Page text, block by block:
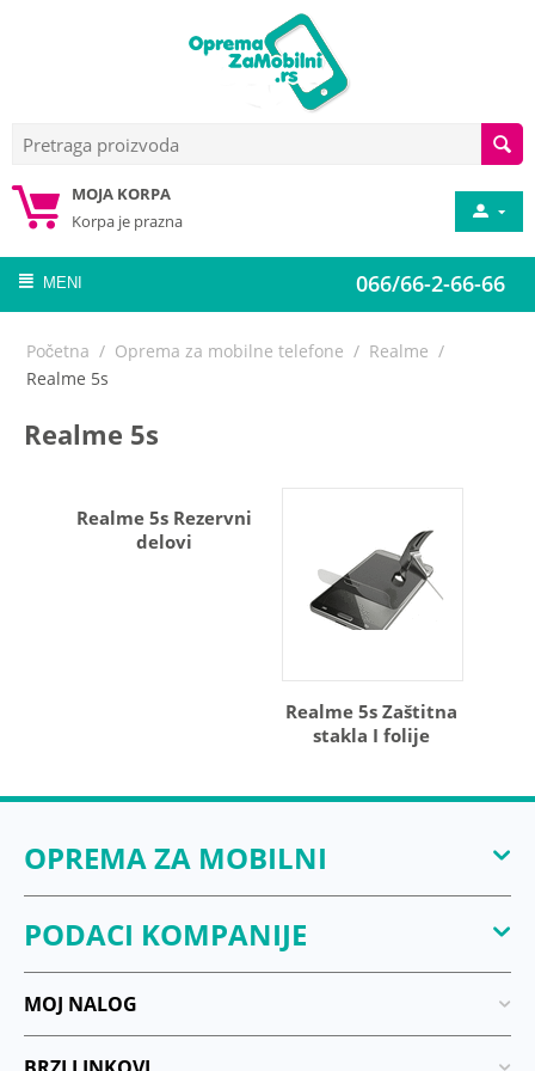
MOJA KORPA
Korpa je prazna
066/66-2-66-66
MENI
Početna / Oprema za mobilne telefone / Realme /
Realme 5s
Realme 5s
Realme 5s Rezervni
delovi
Realme 5s Zaštitna
stakla I folije
OPREMA ZA MOBILNI
PODACI KOMPANIJE
MOJ NALOG